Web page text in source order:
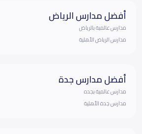
أفضل مدارس الرياض
مدارس عالمية بالرياض
مدارس الرياض الأهلية
أفضل مدارس جدة
مدارس عالمية بجده
مدارس جدة الأهلية